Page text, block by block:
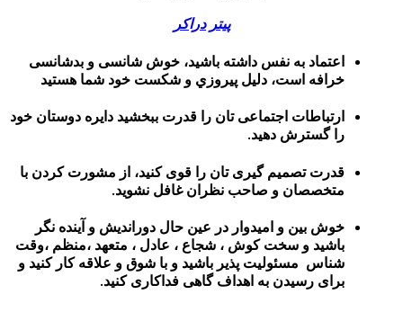
به نفس داشته باشید، خوش شانسی و بدشانسی
دلیل پیروزي و شکست خود شما هستید
اجتماعی تان را قدرت ببخشید دایره دوستان خود
گیری تان را قوی کنید، از مشورت کردن با
و صاحب نظران غافل نشوید.
و امیدوار در عین حال دوراندیش و آینده نگر
سخت کوش ، شجاع ، عادل ، متعهد ،منظم ،وقت
پذیر باشید و با شوق و علاقه کار کنید و
به اهداف گاهی فداکاری کنید.